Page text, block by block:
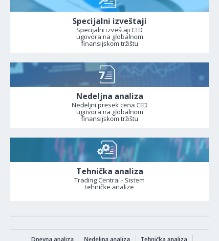
Specijalni izveštaji
Specijalni izveštaji CFD
ugovora na globalnom
finansijskom tržištu
Nedeljna analiza
Nedeljni presek cena CFD
ugovora na globalnom
finansijskom tržištu
Tehnička analiza
Trading Central - Sistem
tehničke analize